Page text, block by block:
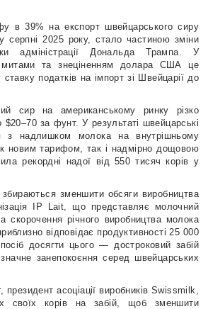
в 39% на експорт швейцарського сиру
2025 року, стало частиною зміни
адміністрації Дональда Трампа. У
митами та знеціненням долара США це
податків на імпорт зі Швейцарії до
сир на американському ринку різко
за фунт. У результаті швейцарські
з надлишком молока на внутрішньому
новим тарифом, так і надмірно дощовою
рекордні надої від 550 тисяч корів у
збираються зменшити обсяги виробництва
IP Lait, що представляє молочний
скорочення річного виробництва молока
відповідає продуктивності 25 000
досягти цього — достроковий забій
занепокоєння серед швейцарських
асоціації виробників Swissmilk,
своїх корів на забій, щоб зменшити